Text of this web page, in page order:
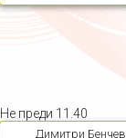
Димитри Бенчев
Не преди 11.40